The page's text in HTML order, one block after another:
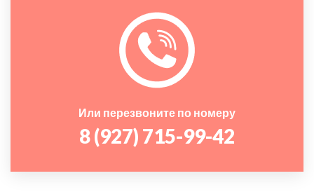
Или перезвоните по номеру
8 (927) 715-99-42